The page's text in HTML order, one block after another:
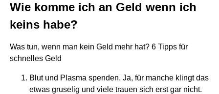
Wie komme ich an Geld wenn ich
keins habe?
Was tun, wenn man kein Geld mehr hat? 6 Tipps für
schnelles Geld
Blut und Plasma spenden. Ja, für manche klingt das
etwas gruselig und viele trauen sich erst gar nicht.